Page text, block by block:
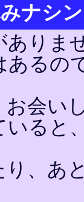
ナシ
ありま
あるの
お会い
いると
り、あ